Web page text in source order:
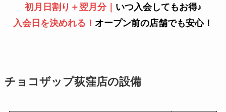
初月日割り＋翌月分｜ いつ入会してもお得♪
入会日を決めれる！ オープン前の店舗でも安心！
チョコザップ荻窪店の設備